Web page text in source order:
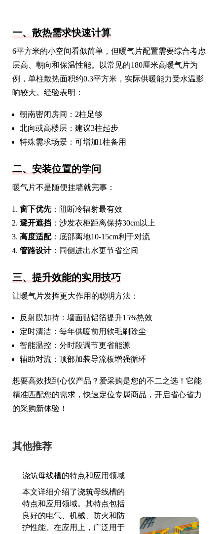
一、散热需求快速计算
6平方米的小空间看似简单，但暖气片配置需要综合考虑
层高、朝向和保温性能。以常见的180厘米高暖气片为
例，单柱散热面积约0.3平方米，实际供暖能力受水温影
响较大。经验表明：
朝南密闭房间：2柱足够
北向或高楼层：建议3柱起步
特殊需求场景：可增加1柱备用
二、安装位置的学问
暖气片不是随便挂墙就完事：
窗下优先：阻断冷辐射最有效
避开遮挡 ：沙发衣柜距离保持30cm以上
高度适配：底部离地10-15cm利于对流
管路设计：同侧进出水更节省空间
三、提升效能的实用技巧
让暖气片发挥更大作用的聪明方法：
反射膜加持：墙面贴铝箔提升15%热效
定时清洁：每年供暖前用软毛刷除尘
智能温控：分时段调节更省能源
辅助对流：顶部加装导流板增强循环
想要高效找到心仪产品？爱采购是您的不二之选！它能
精准匹配您的需求，快速定位专属商品，开启省心省力
的采购新体验！
其他推荐
浇筑母线槽的特点和应用领域
本文详细介绍了浇筑母线槽的
特点和应用领域。其特点包括
良好的电气、机械、防火和防
护性能。在应用上，广泛用于